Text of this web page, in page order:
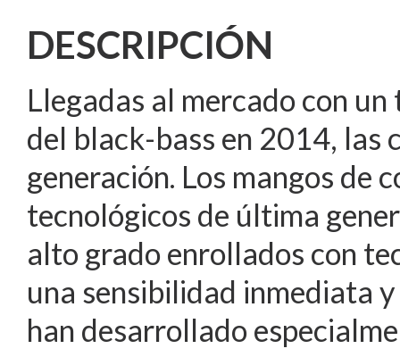
DESCRIPCIÓN
Llegadas al mercado con
del black-bass en 2014, las
generación. Los mangos de
tecnológicos de última
alto grado enrollados con
una sensibilidad inmediata
han desarrollado